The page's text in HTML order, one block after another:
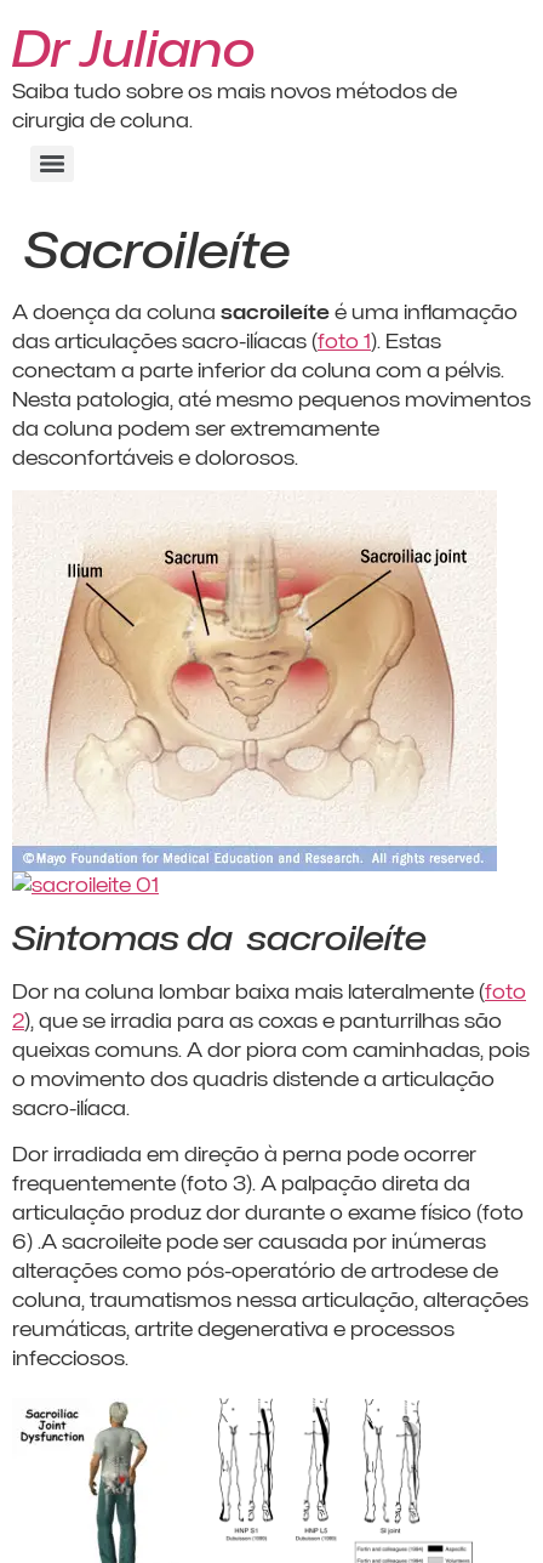
Dr Juliano
Saiba tudo sobre os mais novos métodos de
cirurgia de coluna.
Sacroileíte
A doença da coluna sacroileíte é uma inflamação
das articulações sacro-ilíacas (foto 1). Estas
conectam a parte inferior da coluna com a pélvis.
Nesta patologia, até mesmo pequenos movimentos
da coluna podem ser extremamente
desconfortáveis e dolorosos.
Sintomas da sacroileíte
Dor na coluna lombar baixa mais lateralmente (foto
2), que se irradia para as coxas e panturrilhas são
queixas comuns. A dor piora com caminhadas, pois
o movimento dos quadris distende a articulação
sacro-ilíaca.
Dor irradiada em direção à perna pode ocorrer
frequentemente (foto 3). A palpação direta da
articulação produz dor durante o exame físico (foto
6) .A sacroileite pode ser causada por inúmeras
alterações como pós-operatório de artrodese de
coluna, traumatismos nessa articulação, alterações
reumáticas, artrite degenerativa e processos
infecciosos.